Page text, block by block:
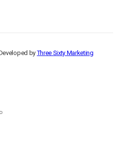
byThree Sixty Marketing